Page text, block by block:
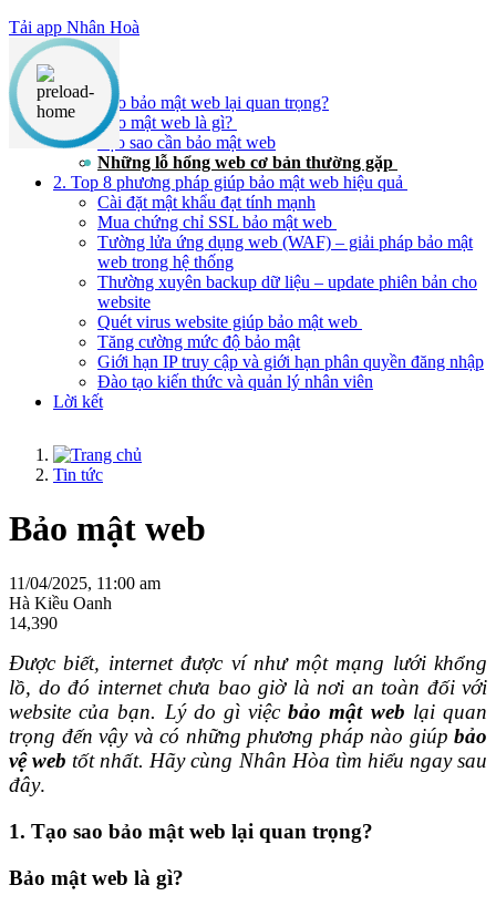
Tải app Nhân Hoà
Nội dung chính
1. Tạo sao bảo mật web lại quan trọng?
Bảo mật web là gì?
Tạo sao cần bảo mật web
Những lỗ hổng web cơ bản thường gặp
2. Top 8 phương pháp giúp bảo mật web hiệu quả
Cài đặt mật khẩu đạt tính mạnh
Mua chứng chỉ SSL bảo mật web
Tường lửa ứng dụng web (WAF) – giải pháp bảo mật
web trong hệ thống
Thường xuyên backup dữ liệu – update phiên bản cho
website
Quét virus website giúp bảo mật web
Tăng cường mức độ bảo mật
Giới hạn IP truy cập và giới hạn phân quyền đăng nhập
Đào tạo kiến thức và quản lý nhân viên
Lời kết
Tin tức
Bảo mật web
11/04/2025, 11:00 am
Hà Kiều Oanh
14,390
Được biết, internet được ví như một mạng lưới khổng
lồ, do đó internet chưa bao giờ là nơi an toàn đối với
website của bạn. Lý do gì việcbảo mật web lại quan
trọng đến vậy và có những phương pháp nào giúp bảo
vệ web tốt nhất. Hãy cùng Nhân Hòa tìm hiểu ngay sau
đây.
1. Tạo sao bảo mật web lại quan trọng?
Bảo mật web là gì?